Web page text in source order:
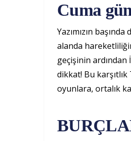
Cuma
Yazımızın
alanda
geçişinin ardından
dikkat! Bu
oyunlara, ortalık